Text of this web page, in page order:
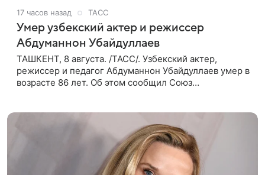
17 часов назад ТАСС
Умер узбекский актер и режиссер
Абдуманнон Убайдуллаев
ТАШКЕНТ, 8 августа. /ТАСС/. Узбекский актер,
режиссер и педагог Абдуманнон Убайдуллаев умер в
возрасте 86 лет. Об этом сообщил Союз